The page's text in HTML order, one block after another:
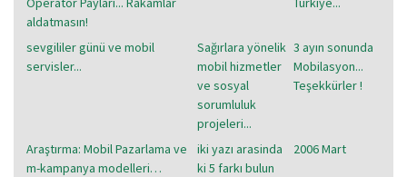
aldatmasın!
sevgililer günü ve mobil
servisler...
Sağırlara yönelik
mobil hizmetler
ve sosyal
sorumluluk
projeleri...
3 ayın sonunda
Mobilasyon...
Teşekkürler !
Araştırma: Mobil Pazarlama ve
m-kampanya modelleri…
iki yazı arasinda
ki 5 farkı bulun
2006 Mart